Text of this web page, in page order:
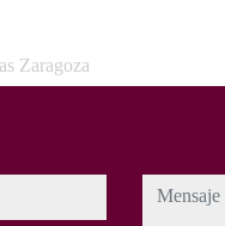
Zaragoza
mensaje